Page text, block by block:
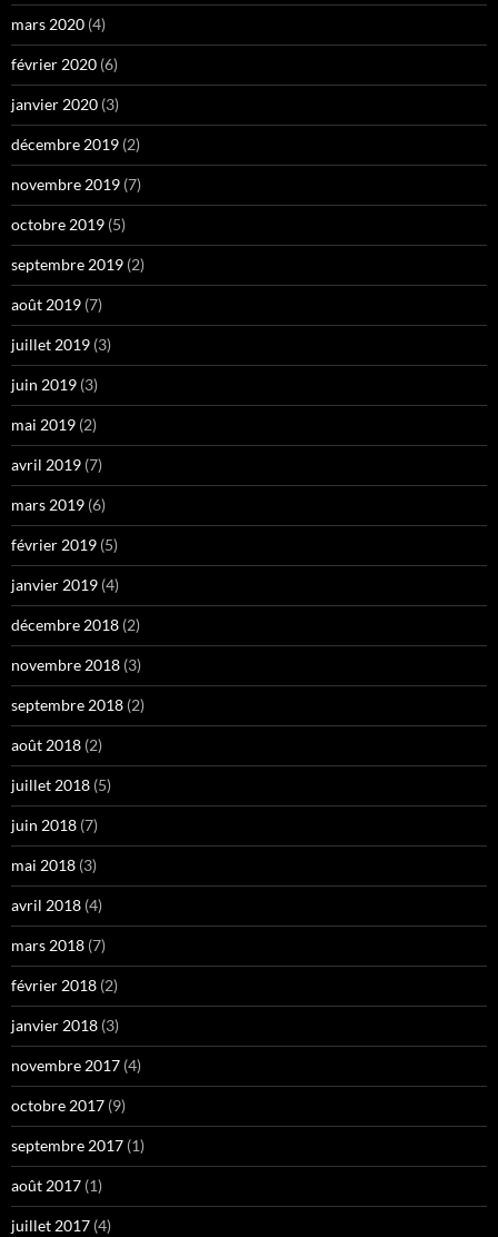
mars 2020 (4)
février 2020 (6)
janvier 2020 (3)
décembre 2019 (2)
novembre 2019 (7)
octobre 2019 (5)
septembre 2019 (2)
août 2019 (7)
juillet 2019 (3)
juin 2019 (3)
mai 2019 (2)
avril 2019 (7)
mars 2019 (6)
février 2019 (5)
janvier 2019 (4)
décembre 2018 (2)
novembre 2018 (3)
septembre 2018 (2)
août 2018 (2)
juillet 2018 (5)
juin 2018 (7)
mai 2018 (3)
avril 2018 (4)
mars 2018 (7)
février 2018 (2)
janvier 2018 (3)
novembre 2017 (4)
octobre 2017 (9)
septembre 2017 (1)
août 2017 (1)
juillet 2017 (4)